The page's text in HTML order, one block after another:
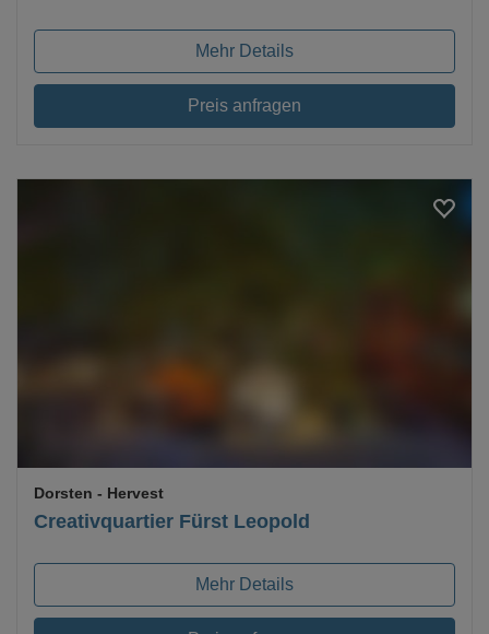
Mehr Details
Preis anfragen
Creativquartier Fürst Leopold
Dorsten - Hervest
Mehr Details